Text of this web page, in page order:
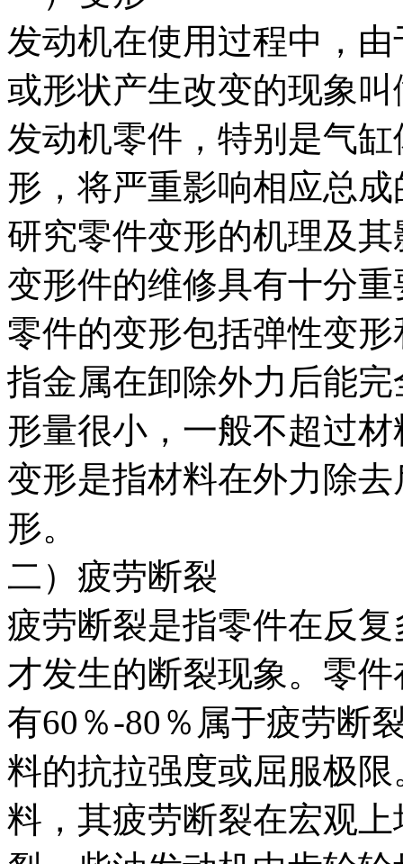
发动机在使用过程中，
或形状产生改变的现象
发动机零件，特别是气
形，将严重影响相应总
研究零件变形的机理及
变形件的维修具有十分
零件的变形包括弹性变
指金属在卸除外力后能
形量很小，一般不超过
变形是指材料在外力除
形。
二）疲劳断裂
疲劳断裂是指零件在反
才发生的断裂现象。零
有60％-80％属于疲劳断
料的抗拉强度或屈服极
料，其疲劳断裂在宏观